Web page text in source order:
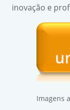
inovação e
Imagens